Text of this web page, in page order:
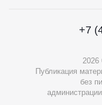
+7
2026
Публикация
без